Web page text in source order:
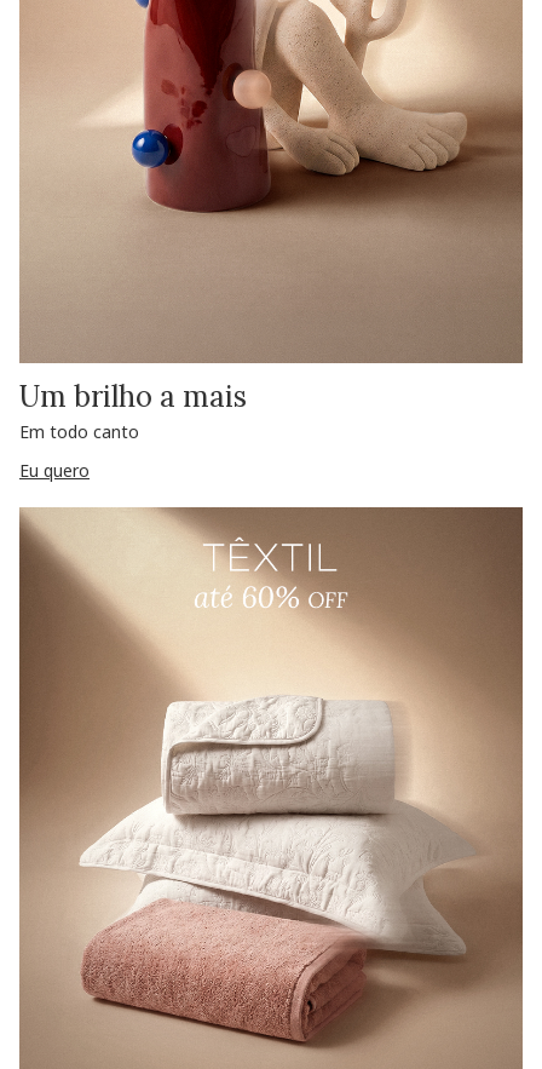
Um brilho a mais
Em todo canto
Eu quero